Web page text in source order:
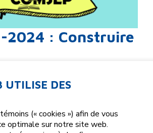
2024 : Construire
c'est le thème de l'année 2023-
apprendre plus sur ce thème
UTILISE DES
(« cookies ») afin de vous
optimale sur notre site web.